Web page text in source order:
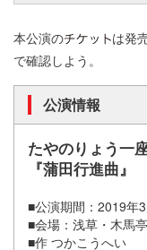
本公演の は発
で確認しよう。
公演情報
たやのりょう一
『蒲田行進曲』
■公演期間：2019年
■会場：浅草・木馬亭
■作 つかこうへい